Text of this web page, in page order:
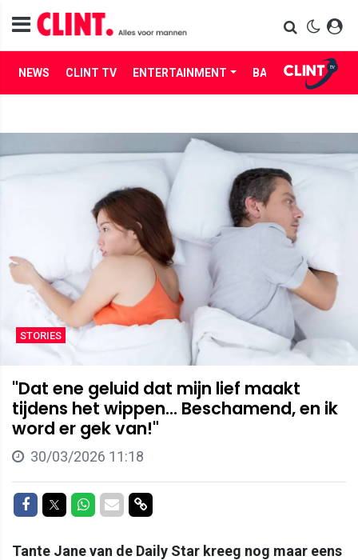
NEWS CLINT TV ENTERTAINMENT BABES LIFE
STORIES
"Dat ene geluid dat mijn lief maakt
tijdens het wippen... Beschamend, en ik
word er gek van!"
30/03/2026 11:18
Delen op Facebook
Delen op Twitter
Delen op Whatsapp
Delen via Mail
Delen via link
Tante Jane van de Daily Star kreeg nog maar eens